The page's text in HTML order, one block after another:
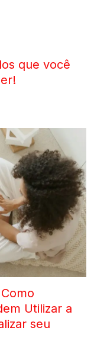
que você
Utilizar a
seu